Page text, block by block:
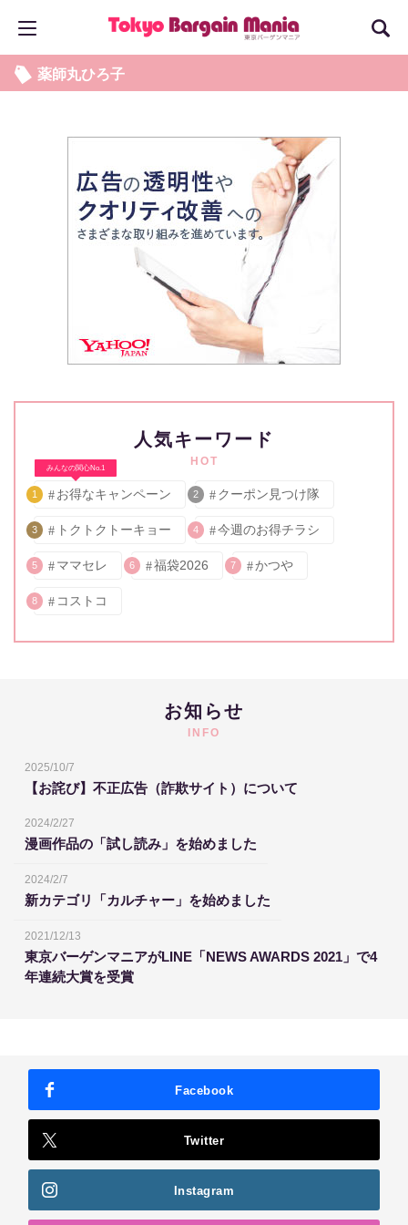
薬師丸ひろ子
人気キーワード
HOT
みんなの関心No.1
1 お得なキャンペーン 2 クーポン見つけ隊
3 トクトクトーキョー 4 今週のお得チラシ
5 ママセレ 6 福袋2026 7 かつや
8 コストコ
お知らせ
INFO
2025/10/7
【お詫び】不正広告（詐欺サイト）について
2024/2/27
漫画作品の「試し読み」を始めました
2024/2/7
新カテゴリ「カルチャー」を始めました
2021/12/13
東京バーゲンマニアがLINE「NEWS AWARDS 2021」で4
年連続大賞を受賞
Facebook
Twitter
Instagram